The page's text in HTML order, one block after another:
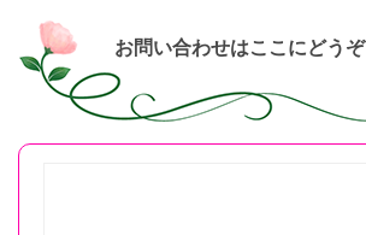
お問い合わせはここにどうぞ